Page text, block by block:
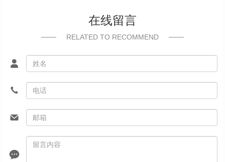
在线留言
RELATED TO RECOMMEND